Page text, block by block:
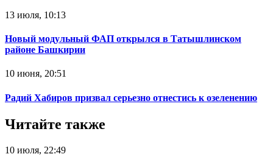
13 июля, 10:13
Новый модульный ФАП открылся в Татышлинском
районе Башкирии
10 июня, 20:51
Радий Хабиров призвал серьезно отнестись к озеленению
Читайте также
10 июля, 22:49